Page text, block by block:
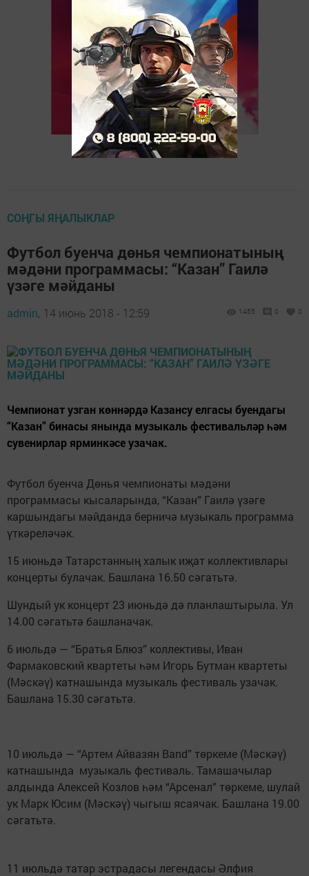
СОҢГЫ ЯҢАЛЫКЛАР
Футбол буенча дөнья чемпионатының
мәдәни программасы: “Казан” Гаилә
үзәге мәйданы
admin, 14 июнь 2018 - 12:59 1455 0 0
Чемпионат узган көннәрдә Казансу елгасы буендагы
“Казан” бинасы янында музыкаль фестивальләр һәм
сувенирлар ярминкәсе узачак.
Футбол буенча Дөнья чемпионаты мәдәни
программасы кысаларында, “Казан” Гаилә үзәге
каршындагы мәйданда берничә музыкаль программа
үткәреләчәк.
15 июньдә Татарстанның халык иҗат коллективлары
концерты булачак. Башлана 16.50 сәгатьтә.
Шундый ук концерт 23 июньдә дә планлаштырыла. Ул
14.00 сәгатьтә башланачак.
6 июльдә — “Братья Блюз” коллективы, Иван
Фармаковский квартеты һәм Игорь Бутман квартеты
(Мәскәү) катнашында музыкаль фестиваль узачак.
Башлана 15.30 сәгатьтә.
10 июльдә — “Артем Айвазян Band” төркеме (Мәскәү)
катнашында музыкаль фестиваль. Тамашачылар
алдында Алексей Козлов һәм “Арсенал” төркеме, шулай
ук Марк Юсим (Мәскәү) чыгыш ясаячак. Башлана 19.00
сәгатьтә.
11 июльдә татар эстрадасы легендасы Әлфия